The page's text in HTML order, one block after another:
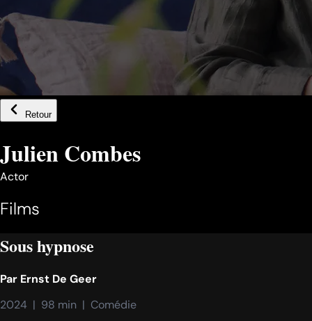
Retour
Julien Combes
Actor
Films
Sous hypnose
Par Ernst De Geer
2024  |  98 min  |  Comédie